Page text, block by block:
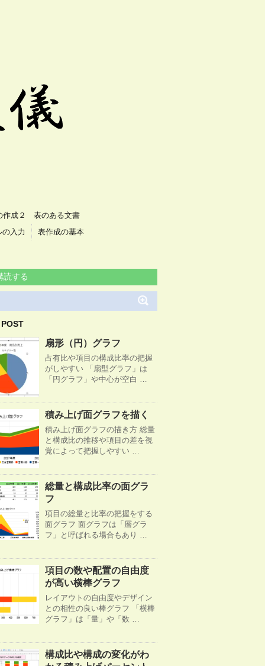
作成２ 表のある文書
の入力
表作成の基本
する
扇形（円）グラフ
占有比や項目の構成比率の把握
がしやすい 「扇型グラフ」は
「円グラフ」や中心が空白 …
積み上げ面グラフを描く
積み上げ面グラフの描き方 総量
と構成比の推移や項目の差を視
覚によって把握しやすい …
総量と構成比率の面グラ
フ
項目の総量と比率の把握をする
面グラフ 面グラフは「層グラ
フ」と呼ばれる場合もあり …
項目の数や配置の自由度
が高い横棒グラフ
レイアウトの自由度やデザイン
との相性の良い棒グラフ 「横棒
グラフ」は「量」や「数 …
構成比や構成の変化がわ